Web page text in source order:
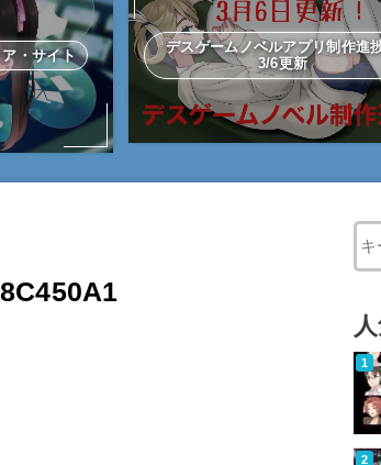
・サイト
デスゲームノベルアプリ制作
3/6更新